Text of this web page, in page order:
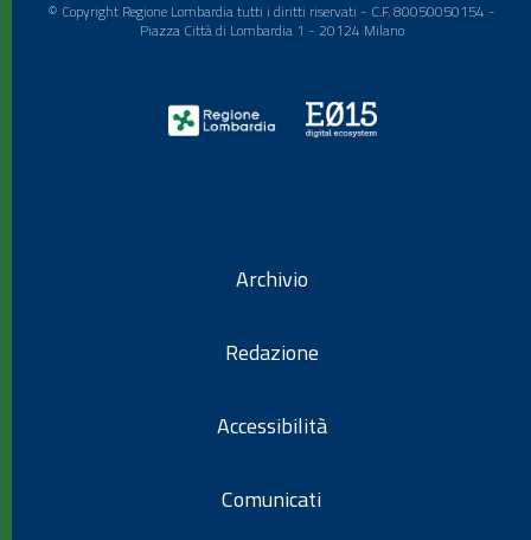
© Copyright Regione Lombardia tutti i diritti riservati - C.F. 80050050154 -
Piazza Città di Lombardia 1 - 20124 Milano
Archivio
Redazione
Accessibilità
Comunicati